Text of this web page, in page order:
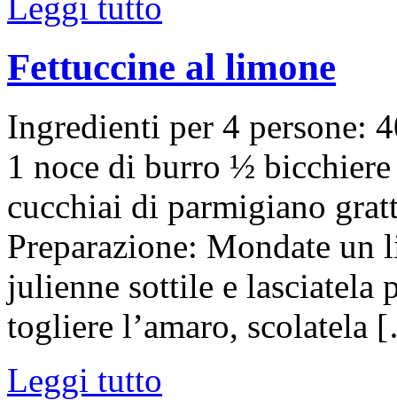
Fettuccine al limone
Ingredienti per 4 persone:
1 noce di burro ½
cucchiai di parmigiano
Preparazione: Mondate un
julienne sottile e lasciatela
togliere l’amaro, scolatela
Leggi tutto